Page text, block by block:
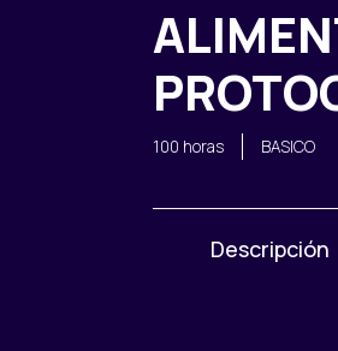
100 horas BASICO
Descripción